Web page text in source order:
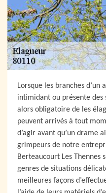
Lorsque les branches d’un
intimidant ou présente
alors obligatoire de les
peuvent arrivés à tout
d’agir avant qu’un drame
grimpeurs de notre
Berteaucourt Les Thennes
genres de situations
meilleures façons